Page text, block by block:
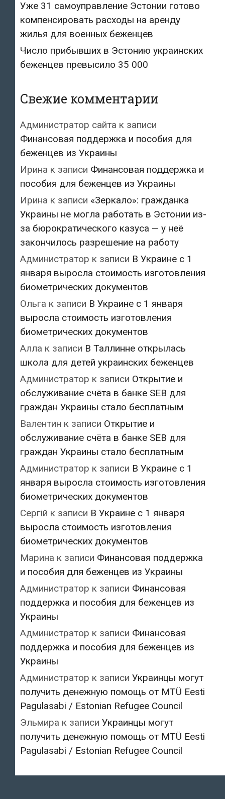
Уже 31 самоуправление Эстонии готово
компенсировать расходы на аренду
жилья для военных беженцев
Число прибывших в Эстонию украинских
беженцев превысило 35 000
Свежие комментарии
Администратор сайта к записи
Финансовая поддержка и пособия для
беженцев из Украины
Ирина к записи Финансовая поддержка и
пособия для беженцев из Украины
Ирина к записи «Зеркало»: гражданка
Украины не могла работать в Эстонии из-
за бюрократического казуса — у неё
закончилось разрешение на работу
Администратор к записи В Украине с 1
января выросла стоимость изготовления
биометрических документов
Ольга к записи В Украине с 1 января
выросла стоимость изготовления
биометрических документов
Алла к записи В Таллинне открылась
школа для детей украинских беженцев
Администратор к записи Открытие и
обслуживание счёта в банке SEB для
граждан Украины стало бесплатным
Валентин к записи Открытие и
обслуживание счёта в банке SEB для
граждан Украины стало бесплатным
Администратор к записи В Украине с 1
января выросла стоимость изготовления
биометрических документов
Сергій к записи В Украине с 1 января
выросла стоимость изготовления
биометрических документов
Марина к записи Финансовая поддержка
и пособия для беженцев из Украины
Администратор к записи Финансовая
поддержка и пособия для беженцев из
Украины
Администратор к записи Финансовая
поддержка и пособия для беженцев из
Украины
Администратор к записи Украинцы могут
получить денежную помощь от MTÜ Eesti
Pagulasabi / Estonian Refugee Council
Эльмира к записи Украинцы могут
получить денежную помощь от MTÜ Eesti
Pagulasabi / Estonian Refugee Council